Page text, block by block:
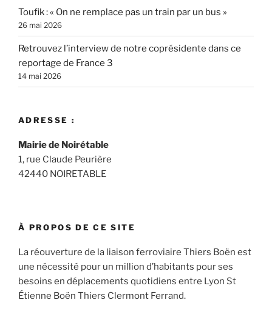
Toufik : « On ne remplace pas un train par un bus »
26 mai 2026
Retrouvez l’interview de notre coprésidente dans ce
reportage de France 3
14 mai 2026
ADRESSE :
Mairie de Noirétable
1, rue Claude Peurière
42440 NOIRETABLE
À PROPOS DE CE SITE
La réouverture de la liaison ferroviaire Thiers Boën est
une nécessité pour un million d’habitants pour ses
besoins en déplacements quotidiens entre Lyon St
Étienne Boën Thiers Clermont Ferrand.